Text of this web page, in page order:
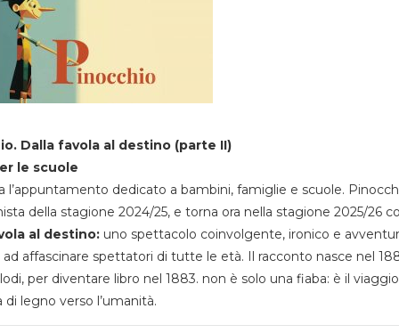
Dalla favola al destino (parte II)
le scuole
l’appuntamento dedicato a bambini, famiglie e scuole.
della stagione 2024/25, e torna ora nella stagione 2025/26
al destino:uno spettacolo coinvolgente, ironico e
affascinare spettatori di tutte le età. Il racconto nasce nel
per diventare libro nel 1883. non è solo una fiaba: è il
di legno verso l’umanità.